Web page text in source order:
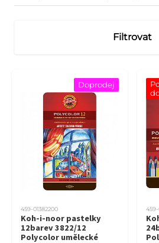
Filtrovat
Doprodej
459-01382200
Koh-i-noor pastelky
12barev 3822/12
Polycolor umělecké
459-